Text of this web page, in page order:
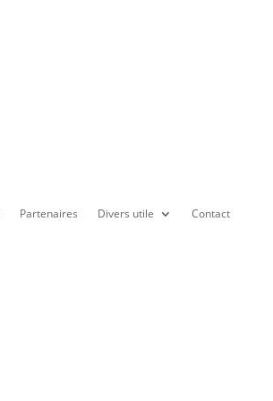
Partenaires Divers utile Contact